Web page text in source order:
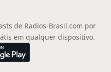
de Radios-Brasil.com por
em qualquer dispositivo.